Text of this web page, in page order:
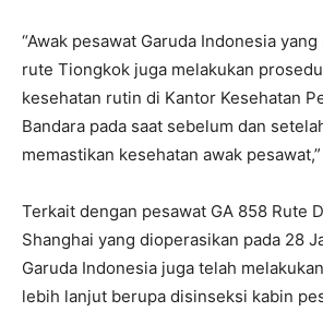
“Awak pesawat Garuda Indonesia
rute Tiongkok juga melakukan
kesehatan rutin di Kantor Kesehatan
Bandara pada saat sebelum dan
memastikan kesehatan awak
Terkait dengan pesawat GA 858 Rute
Shanghai yang dioperasikan pada 28
Garuda Indonesia juga telah
lebih lanjut berupa disinseksi kabin